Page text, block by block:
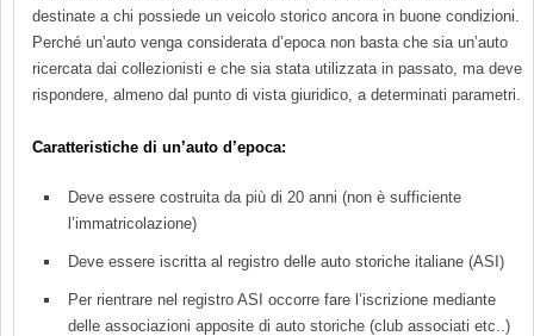
destinate a chi possiede un veicolo storico ancora in buone condizioni.
Perché un’auto venga considerata d’epoca non basta che sia un’auto
ricercata dai collezionisti e che sia stata utilizzata in passato, ma deve
rispondere, almeno dal punto di vista giuridico, a determinati parametri.
Caratteristiche di un’auto d’epoca:
Deve essere costruita da più di 20 anni (non è sufficiente
l’immatricolazione)
Deve essere iscritta al registro delle auto storiche italiane (ASI)
Per rientrare nel registro ASI occorre fare l’iscrizione mediante
delle associazioni apposite di auto storiche (club associati etc..)